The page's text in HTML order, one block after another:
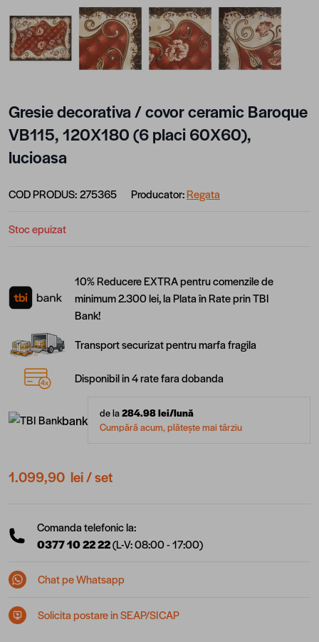
View larger imageView larger imageView larger imageView larger
Gresie decorativa / covor ceramic Baroque
VB115, 120X180 (6 placi 60X60),
lucioasa
COD PRODUS:275365 Producator:Regata
Stoc epuizat
10% Reducere EXTRA pentru comenzile de
minimum 2.300 lei, la Plata în Rate prin TBI
Bank!
Transport securizat pentru marfa fragila
Disponibil in 4 rate fara dobanda
bank de la284.98lei/lună
Cumpără acum, plătește mai târziu
1.099,90 lei/ set
Comanda telefonic la:
0377 10 22 22(L-V: 08:00 - 17:00)
Chat pe Whatsapp
Solicita postare in SEAP/SICAP